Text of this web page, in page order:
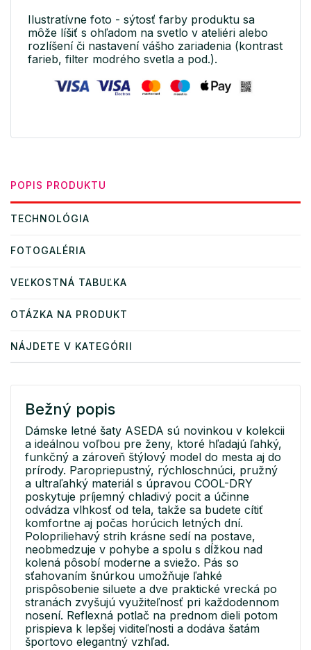
Ilustratívne foto - sýtosť farby produktu sa
môže líšiť s ohľadom na svetlo v ateliéri alebo
rozlíšení či nastavení vášho zariadenia (kontrast
farieb, filter modrého svetla a pod.).
POPIS PRODUKTU
TECHNOLÓGIA
FOTOGALÉRIA
VEĽKOSTNÁ TABUĽKA
OTÁZKA NA PRODUKT
NÁJDETE V KATEGÓRII
Bežný popis
Dámske letné šaty ASEDA sú novinkou v kolekcii
a ideálnou voľbou pre ženy, ktoré hľadajú ľahký,
funkčný a zároveň štýlový model do mesta aj do
prírody. Paropriepustný, rýchloschnúci, pružný
a ultraľahký materiál s úpravou COOL-DRY
poskytuje príjemný chladivý pocit a účinne
odvádza vlhkosť od tela, takže sa budete cítiť
komfortne aj počas horúcich letných dní.
Polopriliehavý strih krásne sedí na postave,
neobmedzuje v pohybe a spolu s dĺžkou nad
kolená pôsobí moderne a sviežo. Pás so
sťahovaním šnúrkou umožňuje ľahké
prispôsobenie siluete a dve praktické vrecká po
stranách zvyšujú využiteľnosť pri každodennom
nosení. Reflexná potlač na prednom dieli potom
prispieva k lepšej viditeľnosti a dodáva šatám
športovo elegantný vzhľad.